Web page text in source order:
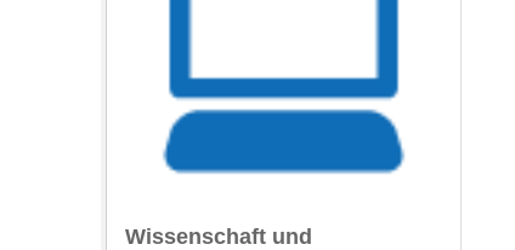
Wissenschaft und